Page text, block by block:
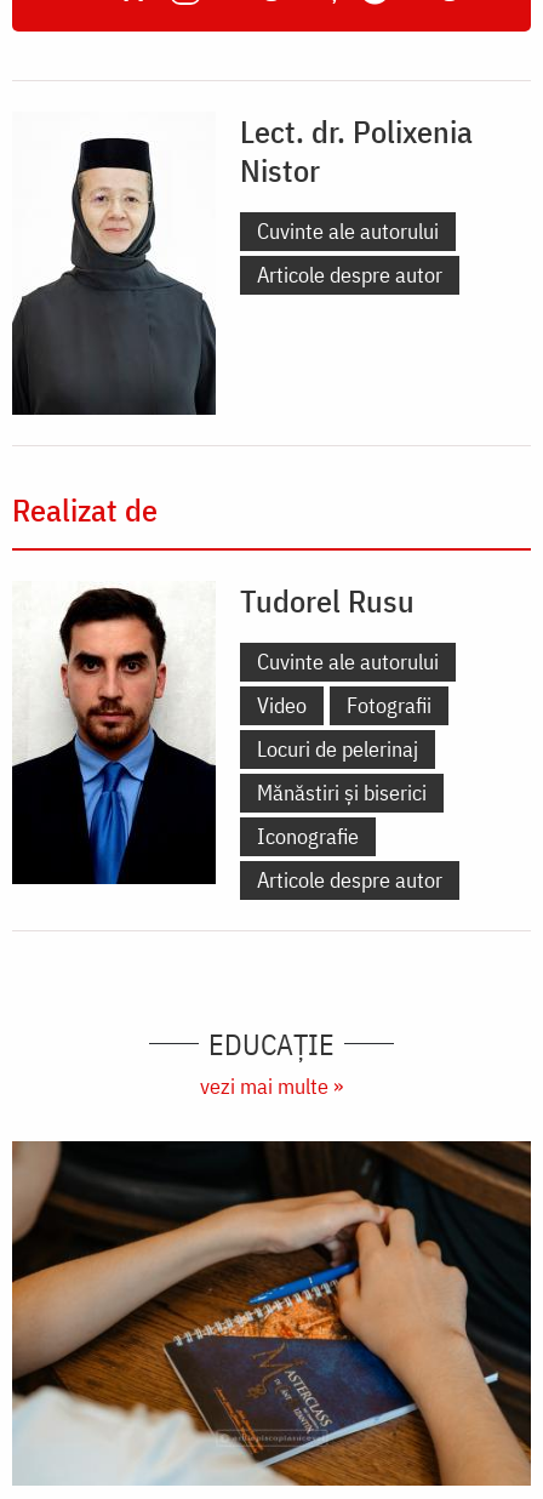
Lect. dr. Polixenia
Nistor
Cuvinte ale autorului
Articole despre autor
Realizat de
Tudorel Rusu
Cuvinte ale autorului
Video
Fotografii
Locuri de pelerinaj
Mănăstiri și biserici
Iconografie
Articole despre autor
EDUCAŢIE
vezi mai multe »